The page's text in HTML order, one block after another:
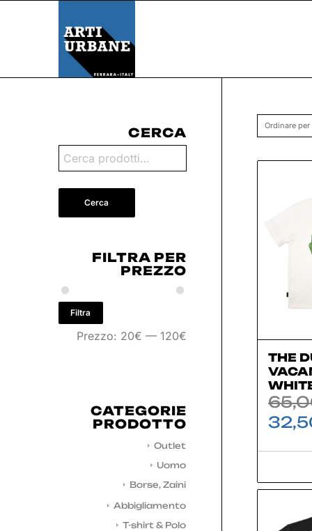
Ordinare per
THE
CERCA
Cerca
FILTRA PER
PREZZO
Filtra
Prezzo: 20€ — 120€
CATEGORIE
PRODOTTO
Outlet
Uomo
Borse, Zaini
Abbigliamento
T-shirt & Polo